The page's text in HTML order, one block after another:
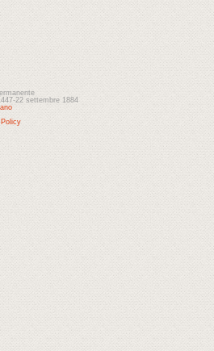
22 settembre 1884